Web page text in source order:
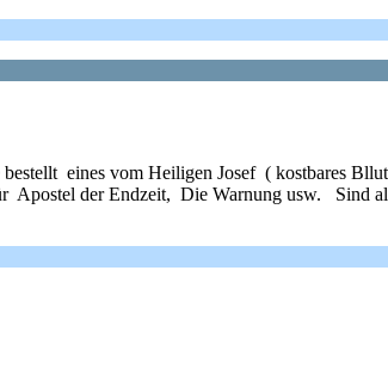
eines vom Heiligen Josef ( kostbares
der Endzeit, Die Warnung usw. Sind